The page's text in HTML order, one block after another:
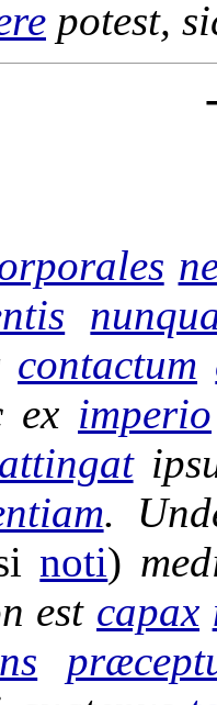
potest,
contactum
ex imperio
attingat
.
noti)
est capax